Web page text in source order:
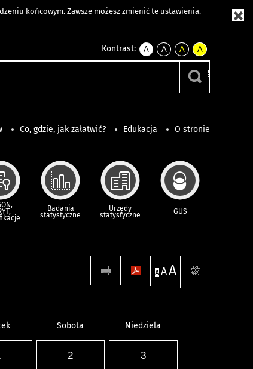
końcowym. Zawsze możesz zmienić te ustawienia.
Kontrast:
A
kontrast
A
kontrast
czarnym
A
kontrast
żółty
tekst
czarnym
A
kontrast
czarny
tekst
żółtym
Co, gdzie, jak załatwić? Edukacja O stronie
Badania
statystyczne
Urzędy
statystyczne GUS
A AA
Sobota Niedziela
2 3